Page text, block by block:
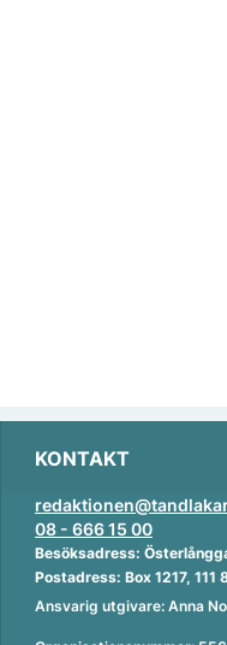
KONTAKT
08 - 666 15 00
Besöksadress:
Postadress: Box 1217, 111
Ansvarig utgivare: Anna